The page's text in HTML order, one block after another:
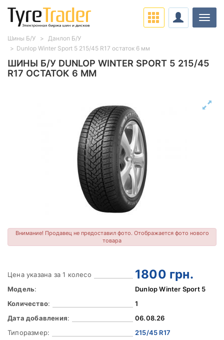
ШИНЫ Б/У DUNLOP WINTER SPORT 5 215/45
R17 ОСТАТОК 6 ММ
Внимание! Продавец не предоставил фото. Отображается фото нового
товара
Цена указана за 1 колесо 1800 грн.
Модель:
Dunlop Winter Sport 5
Количество:
1
Дата добавления:
06.08.26
Типоразмер:
215/45 R17
Шины Б/У
Данлоп Б/У
Dunlop Winter Sport 5 215/45 R17 остаток 6 мм